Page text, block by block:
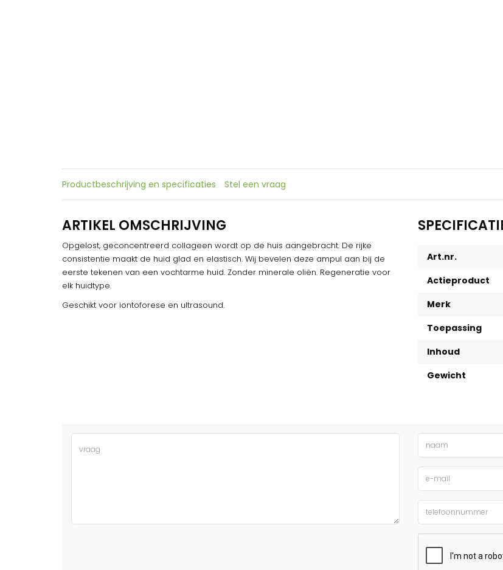
Productbeschrijving en specificaties Stel een vraag
ARTIKEL OMSCHRIJVING
Opgelost, geconcentreerd collageen wordt op de huis aangebracht. De rijke
consistentie maakt de huid glad en elastisch. Wij bevelen deze ampul aan bij de
eerste tekenen van een vochtarme huid. Zonder minerale oliën. Regeneratie voor
elk huidtype.
Geschikt voor iontoforese en ultrasound.
Art.nr.
Actieproduct
Merk
Toepassing
Inhoud
Gewicht